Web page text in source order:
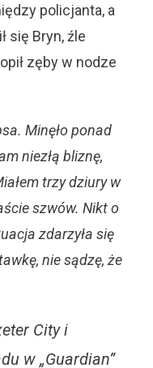
policjanta, a
się Bryn, źle
zęby w nodze
Minęło ponad
niezłą bliznę,
trzy dziury w
szwów. Nikt o
zdarzyła się
nie sądzę, że
City i
w „Guardian”